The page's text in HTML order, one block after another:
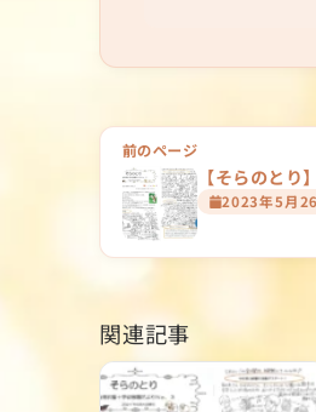
投
稿
ナ
ビ
ー
シ
前のページ
【そらのと
2023年5月
関連記事